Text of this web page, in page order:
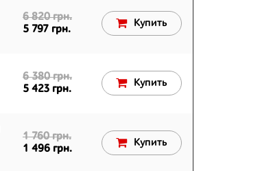
6 820 грн.
5 797 грн.
Купить
6 380 грн.
5 423 грн.
Купить
1 760 грн.
1 496 грн.
Купить